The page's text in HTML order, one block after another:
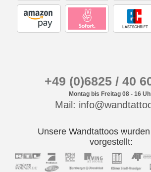
+49 (0)6825 / 40
Montag bis Freitag 08 - 16
Mail:
Unsere Wandtattoos
vorgestellt: